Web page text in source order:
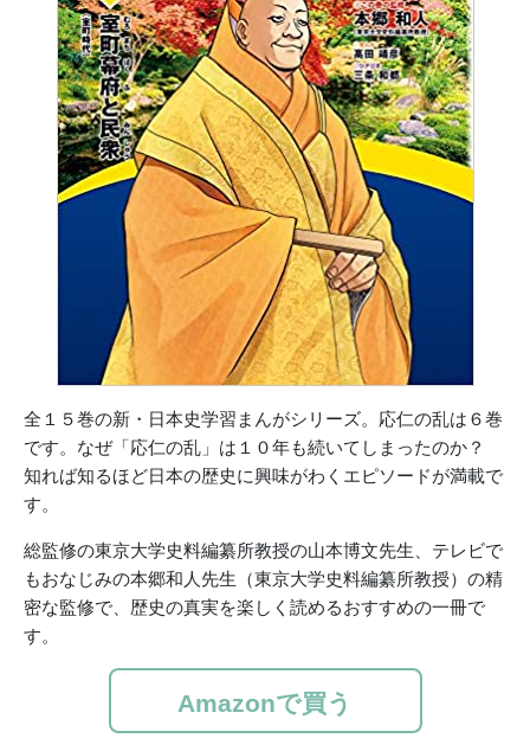
全１５巻の新・日本史学習まんがシリーズ。応仁の乱は６巻
です。なぜ「応仁の乱」は１０年も続いてしまったのか？
知れば知るほど日本の歴史に興味がわくエピソードが満載で
す。
総監修の東京大学史料編纂所教授の山本博文先生、テレビで
もおなじみの本郷和人先生（東京大学史料編纂所教授）の精
密な監修で、歴史の真実を楽しく読めるおすすめの一冊で
す。
Amazonで買う